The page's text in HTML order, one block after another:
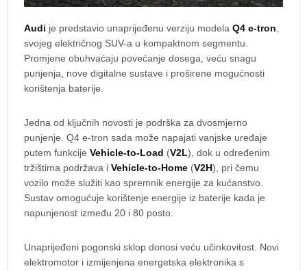
Audi je predstavio unaprijeđenu verziju modela Q4 e-tron
svojeg električnog SUV-a u kompaktnom segmentu.
Promjene obuhvaćaju povećanje dosega, veću snagu
punjenja, nove digitalne sustave i proširene mogućnosti
korištenja baterije.
Jedna od ključnih novosti je podrška za dvosmjerno
punjenje. Q4 e-tron sada može napajati vanjske uređaje
putem funkcije Vehicle-to-Load (V2L), dok u određenim
tržištima podržava i Vehicle-to-Home (V2H), pri čemu
vozilo može služiti kao spremnik energije za kućanstvo.
Sustav omogućuje korištenje energije iz baterije kada je
napunjenost između 20 i 80 posto.
Unaprijeđeni pogonski sklop donosi veću učinkovitost. Novi
elektromotor i izmijenjena energetska elektronika s